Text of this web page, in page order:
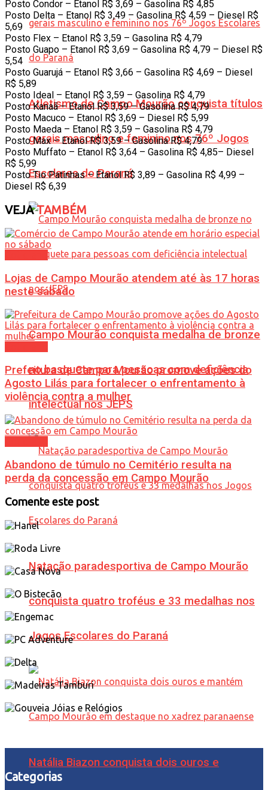
Atletismo de Campo Mourão conquista títulos
gerais masculino e feminino nos 76º Jogos
Escolares do Paraná
Campo Mourão conquista medalha de bronze
no basquete para pessoas com deficiência
intelectual nos JEPS
Natação paradesportiva de Campo Mourão
conquista quatro troféus e 33 medalhas nos
Jogos Escolares do Paraná
Natália Biazon conquista dois ouros e
Posto Condor – Etanol R$ 3,69 – Gasolina R$ 4,85
Posto Delta – Etanol R$ 3,49 – Gasolina R$ 4,59 – Diesel R$
5,69
Posto Flex – Etanol R$ 3,59 – Gasolina R$ 4,79
Posto Guapo – Etanol R$ 3,69 – Gasolina R$ 4,79 – Diesel R$
5,54
Posto Guarujá – Etanol R$ 3,66 – Gasolina R$ 4,69 – Diesel
R$ 5,89
Posto Ideal – Etanol R$ 3,59 – Gasolina R$ 4,79
Posto Kanaã – Etanol R$ 3,59 – Gasolina R$ 4,79
Posto Macuco – Etanol R$ 3,69 – Diesel R$ 5,99
Posto Maeda – Etanol R$ 3,59 – Gasolina R$ 4,79
Posto Max – Etanol R$ 3,59 – Gasolina R$ 4,79
Posto Muffato – Etanol R$ 3,64 – Gasolina R$ 4,85– Diesel
R$ 5,99
Posto Tio Patinhas – Etanol R$ 3,89 – Gasolina R$ 4,99 –
Diesel R$ 6,39
VEJATAMBÉM
Lojas de Campo Mourão atendem até às 17 horas
neste sábado
Prefeitura de Campo Mourão promove ações do
Agosto Lilás para fortalecer o enfrentamento à
violência contra a mulher
Abandono de túmulo no Cemitério resulta na
perda da concessão em Campo Mourão
Comente este post
Categorias